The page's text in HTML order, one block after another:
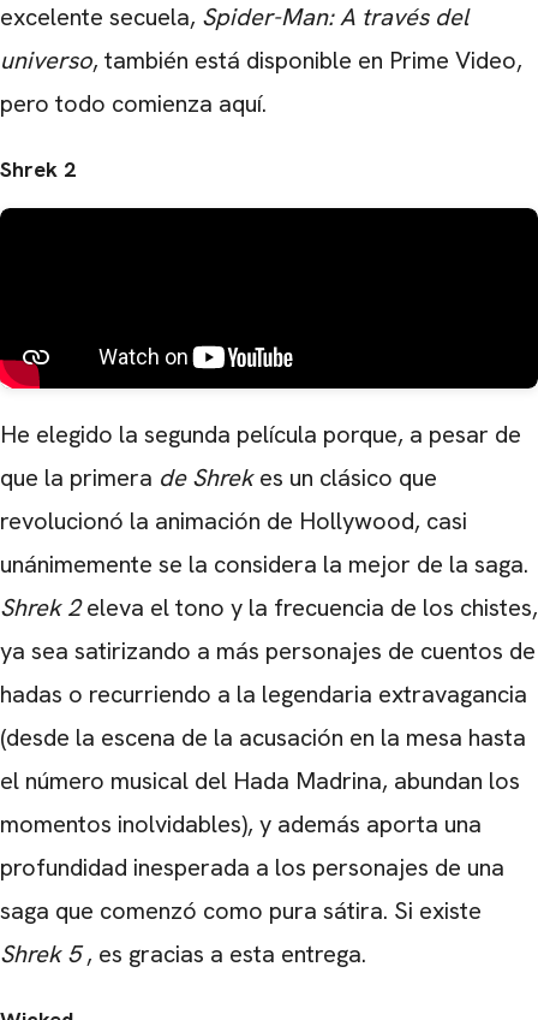
excelente secuela, Spider-Man: A través del
universo, también está disponible en Prime Video,
pero todo comienza aquí.
Shrek 2
He elegido la segunda película porque, a pesar de
que la primera de Shrekes un clásico que
revolucionó la animación de Hollywood, casi
unánimemente se la considera la mejor de la saga.
Shrek 2eleva el tono y la frecuencia de los chistes,
ya sea satirizando a más personajes de cuentos de
hadas o recurriendo a la legendaria extravagancia
(desde la escena de la acusación en la mesa hasta
el número musical del Hada Madrina, abundan los
momentos inolvidables), y además aporta una
profundidad inesperada a los personajes de una
saga que comenzó como pura sátira. Si existe
Shrek 5, es gracias a esta entrega.